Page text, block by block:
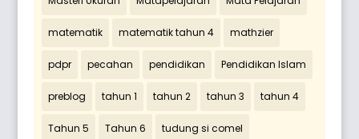
matematik matematik tahun 4 mathzier
pdpr pecahan pendidikan Pendidikan Islam
preblog tahun 1 tahun 2 tahun 3 tahun 4
Tahun 5 Tahun 6 tudung si comel